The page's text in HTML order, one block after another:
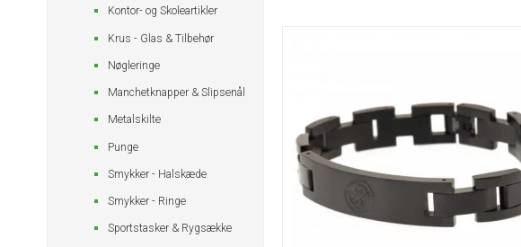
Kontor- og Skoleartikler
Krus - Glas & Tilbehør
Nøgleringe
Manchetknapper & Slipsenål
Metalskilte
Punge
Smykker - Halskæde
Smykker - Ringe
Sportstasker & Rygsække